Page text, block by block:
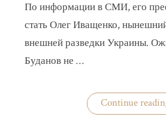
По информации в СМИ, его
стать Олег Иващенко,
внешней разведки Украины.
Буданов не …
Continue